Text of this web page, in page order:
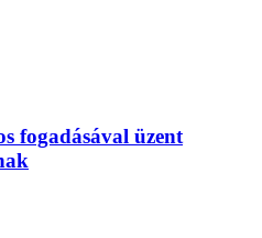
fogadásával üzent